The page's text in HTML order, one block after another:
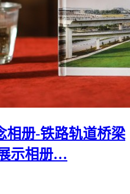
相册-铁路轨道桥梁
示相册…